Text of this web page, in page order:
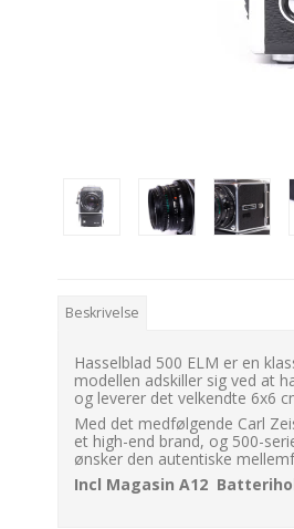
Beskrivelse
Hasselblad 500 ELM er en
modellen adskiller sig ved at
og leverer det velkendte 6x6
Med det medfølgende Carl
et high-end brand, og 500-
ønsker den autentiske
Incl Magasin A12